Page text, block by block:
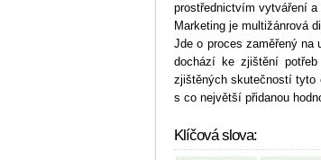
prostřednictvím vytváření
Marketing je multižánrová
Jde o proces zaměřený na
dochází ke zjištění
zjištěných skutečností tyto
s co největší přidanou
Klíčová slova: